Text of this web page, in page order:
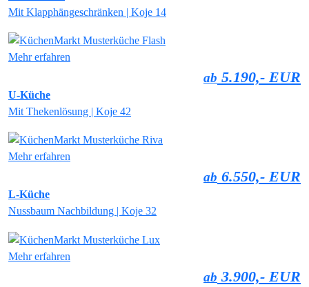
Mit Klapphängeschränken | Koje 14
Mehr erfahren
ab 5.190,- EUR
U-Küche
Mit Thekenlösung | Koje 42
Mehr erfahren
ab 6.550,- EUR
L-Küche
Nussbaum Nachbildung | Koje 32
Mehr erfahren
ab 3.900,- EUR